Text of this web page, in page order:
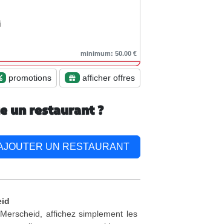
minimum: 50.00 €
promotions afficher offres
un restaurant ?
UN RESTAURANT
affichez simplement les